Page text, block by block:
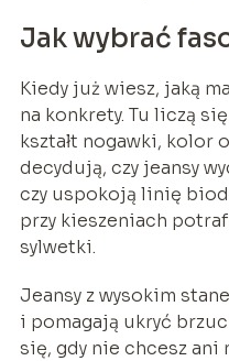
Jak wybrać
Kiedy już wiesz, jaką
na konkrety. Tu liczą
kształt nogawki, kolor
decydują, czy jeansy
czy uspokoją linię
przy kieszeniach
sylwetki.
Jeansy z wysokim
i pomagają ukryć
się, gdy nie chcesz ani